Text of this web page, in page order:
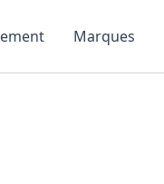
Marques